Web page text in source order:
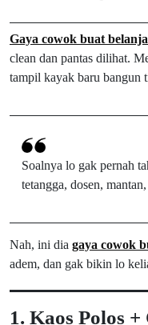
Gaya cowok buat
clean dan pantas dilihat.
tampil kayak baru bangun
Soalnya lo gak pernah
tetangga, dosen,
Nah, ini dia gaya cowok
adem, dan gak bikin lo
1. Kaos Polos